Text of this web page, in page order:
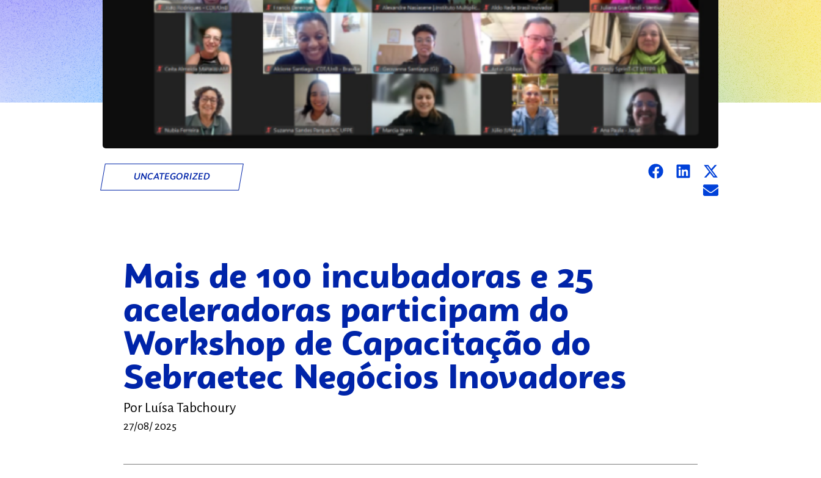
UNCATEGORIZED
Mais de 100 incubadoras e 25
aceleradoras participam do
Workshop de Capacitação do
Sebraetec Negócios Inovadores
Por Luísa Tabchoury
27/08/ 2025